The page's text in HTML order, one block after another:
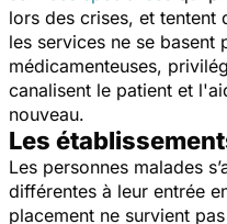
lors des crises, et tentent
les services ne se basent
médicamenteuses,
canalisent le patient et
nouveau.
Les
Les personnes malades
différentes à leur entrée
placement ne survient